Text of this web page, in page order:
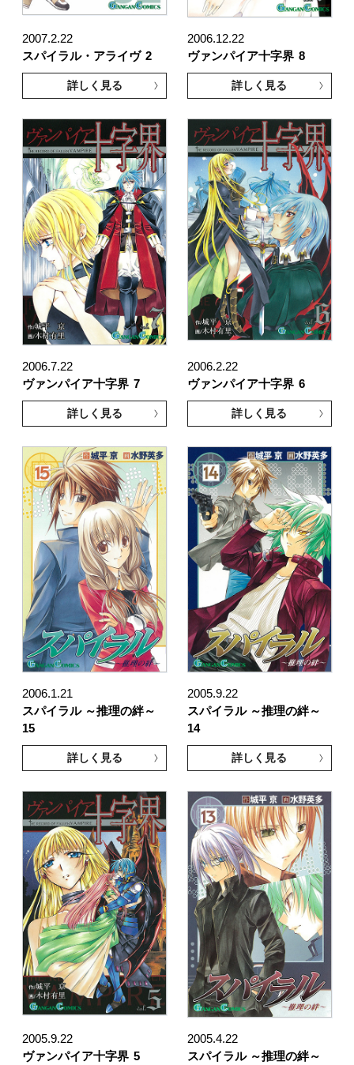
2007.2.22
スパイラル・アライヴ 2
詳しく見る
2006.12.22
ヴァンパイア十字界 8
詳しく見る
2006.7.22
ヴァンパイア十字界 7
詳しく見る
2006.2.22
ヴァンパイア十字界 6
詳しく見る
2006.1.21
スパイラル ～推理の絆～
15
詳しく見る
2005.9.22
スパイラル ～推理の絆～
14
詳しく見る
2005.9.22
ヴァンパイア十字界 5
2005.4.22
スパイラル ～推理の絆～